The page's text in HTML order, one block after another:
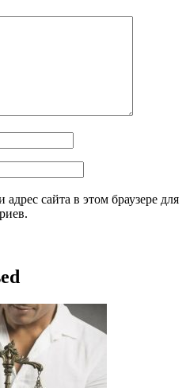
сайта в этом браузере для